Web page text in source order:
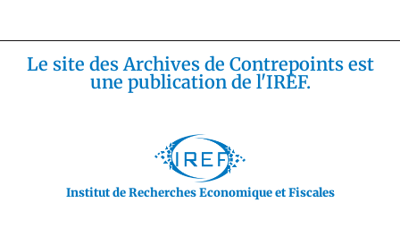
Le site des Archives de Contrepoints est
une publication de l'IREF.
Institut de Recherches Economique et Fiscales